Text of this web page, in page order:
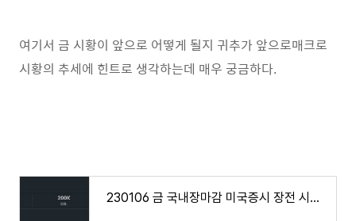
여기서 금 시황이 앞으로 어떻게 될지 귀추가 앞으로매크로
시황의 추세에 힌트로 생각하는데 매우 궁금하다.
230106 금 국내장마감 미국증시 장전 시황 [비농업고용지수 발표]